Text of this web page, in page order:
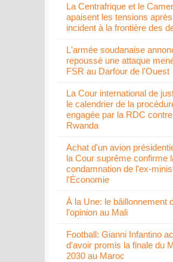
La Centrafrique et le
apaisent les tensions
incident à la frontière des
L'armée soudanaise
repoussé une attaque
FSR au Darfour de l'Ouest
La Cour international de
le calendrier de la
engagée par la RDC
Rwanda
Achat d'un avion
la Cour suprême confirme
condamnation de l'ex-
l'Économie
À la Une: le bâillonnement
l’opinion au Mali
Football: Gianni Infantino
d'avoir promis la finale du
2030 au Maroc